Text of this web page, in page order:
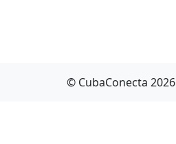
© CubaConecta 2026